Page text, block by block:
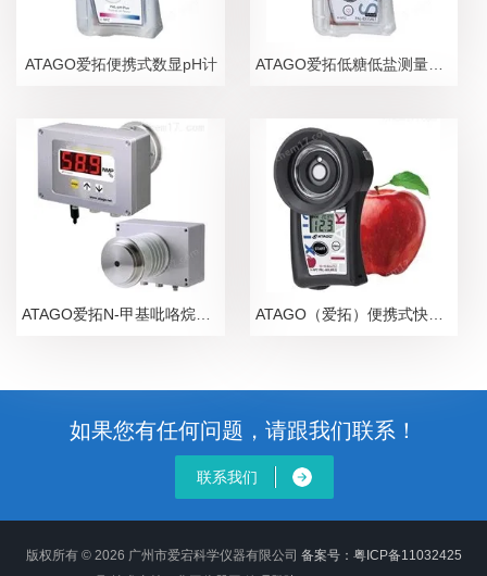
ATAGO爱拓便携式数显pH计 ATAGO爱拓低糖低盐测量糖盐度计
ATAGO（爱拓）便携式快速苹果无损糖度计
如果您有任何问题，请跟我们联系！
联系我们
版权所有 © 2026 广州市爱宕科学仪器有限公司 备案号：粤ICP备11032425